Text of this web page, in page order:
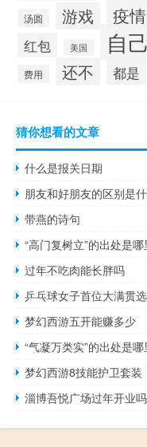
汤圆 游戏 疫情
红包
美国 自
费用 还不 都是
猜你想看的文章
什么是报关日期
朋友和好朋友的区别是
带燕的诗句
“高门复树立”的出处是哪
过年不吃肉能长胖吗
乒乓球女子首位大满贯
梦幻西游五开能赚多少
“气凝万类实”的出处是哪
梦幻西游8技能护卫套装
淄博吾悦广场过年开业吗